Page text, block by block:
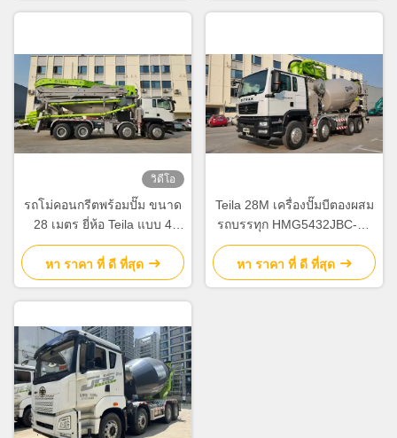
วิดีโอ
รถโม่คอนกรีตพร้อมปั๊ม ขนาด
28 เมตร ยี่ห้อ Teila แบบ 4
เพลา มาตรฐาน Euro V
หา ราคา ที่ ดี ที่สุด
Teila 28M เครื่องปั๊มบีตองผสม
รถบรรทุก HMG5432JBC-28
เครื่องปั๊มบีตองผสมรถบรรทุก
หา ราคา ที่ ดี ที่สุด